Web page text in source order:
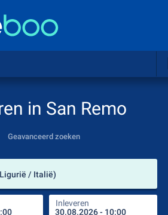
in San Remo
Geavanceerd zoeken
/ Italië)
Inleveren